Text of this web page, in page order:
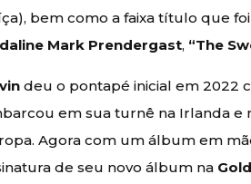
bem como a faixa título que
Mark Prendergast, “The
deu o pontapé inicial em 2022
em sua turnê na Irlanda e
Agora com um álbum em
de seu novo álbum na